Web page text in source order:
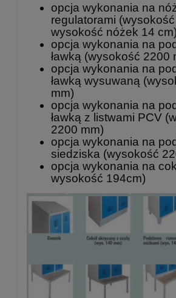
opcja wykonania na
regulatorami
wysokość nóżek 14 cm)
opcja wykonania na
ławką (wysokość 2200
opcja wykonania na
ławką wysuwaną
mm)
opcja wykonania na
ławką z listwami PCV
2200 mm)
opcja wykonania na
siedziska (wysokość
opcja wykonania na
wysokość 194cm)